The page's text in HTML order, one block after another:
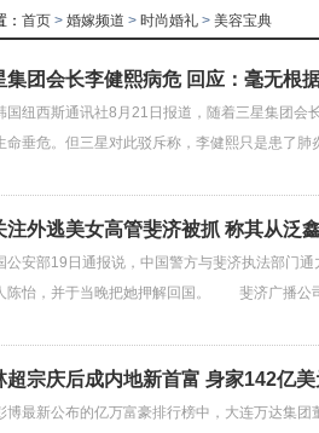
首页 > 婚嫁频道 > 时尚婚礼 > 美容宝典
集团会长李健熙病危 回应：毫无根
西斯通讯社8月21日报道，随着三星集团会
命垂危。但三星对此驳斥称，李健熙只是患了肺
注外逃美女高管斐济被抓 称其从泛
部19日通报说，中国警方与斐济执法部门通
陈怡，并于当晚把她押解回国。 斐济广播公
超宗庆后成内地新首富 身家142亿美
新公布的亿万富豪排行榜中，大连万达集团